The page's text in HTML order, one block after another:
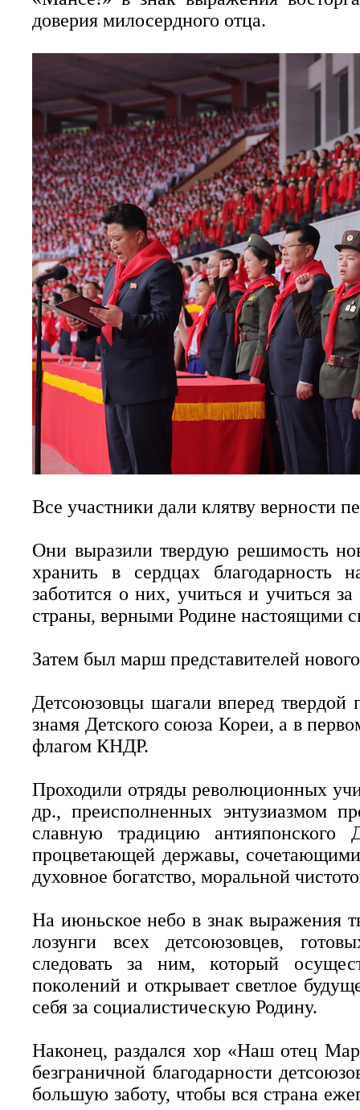
доверия милосердного отца.
Все участники дали клятву верности
Они выразили твердую решимость
хранить в сердцах благодарность
заботится о них, учиться и учиться
страны, верными Родине настоящими
Затем был марш представителей
Детсоюзовцы шагали вперед твердой
знамя Детского союза Кореи, а в
флагом КНДР.
Проходили отряды революционных
др., преисполненных энтузиазмом
славную традицию антияпонского
процветающей державы, сочетающими
духовное богатство, моральной
На июньское небо в знак выражения
лозунги всех детсоюзовцев,
следовать за ним, который
поколений и открывает светлое
себя за социалистическую Родину.
Наконец, раздался хор «Наш отец
безграничной благодарности
большую заботу, чтобы вся страна